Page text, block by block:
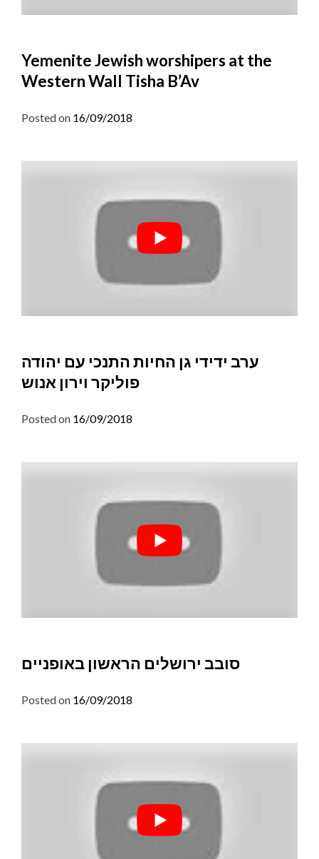
Yemenite Jewish worshipers at the
Western Wall Tisha B’Av
Posted on 16/09/2018
ערב ידידי גן החיות התנכי עם יהודה
פוליקר וירון אנוש
Posted on 16/09/2018
סובב ירושלים הראשון באופניים
Posted on 16/09/2018